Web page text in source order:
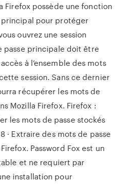
Firefox possède une fonction
pour protéger
ouvrez une session
passe principale doit être
à l’ensemble des mots
session. Sans ce dernier
récupérer les mots de
Mozilla Firefox. Firefox :
les mots de passe stockés
· Extraire des mots de passe
Password Fox est un
et ne requiert par
installation pour